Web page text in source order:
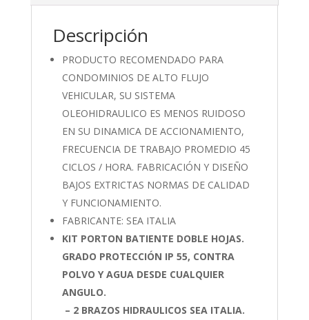
Descripción
PRODUCTO RECOMENDADO PARA
CONDOMINIOS DE ALTO FLUJO
VEHICULAR, SU SISTEMA
OLEOHIDRAULICO ES MENOS RUIDOSO
EN SU DINAMICA DE ACCIONAMIENTO,
FRECUENCIA DE TRABAJO PROMEDIO 45
CICLOS / HORA. FABRICACIÓN Y DISEÑO
BAJOS EXTRICTAS NORMAS DE CALIDAD
Y FUNCIONAMIENTO.
FABRICANTE: SEA ITALIA
KIT PORTON BATIENTE DOBLE HOJAS.
GRADO PROTECCIÓN IP 55, CONTRA
POLVO Y AGUA DESDE CUALQUIER
ANGULO.
– 2 BRAZOS HIDRAULICOS SEA ITALIA.